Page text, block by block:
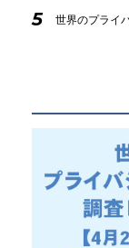
5 世界のプライ